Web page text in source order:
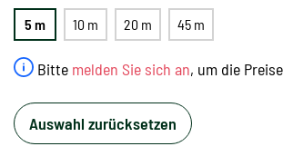
Bitte melden Sie sich an, um die
5 m 10 m 20 m 45 m
Auswahl zurücksetzen